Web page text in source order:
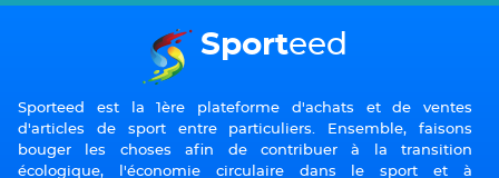
Sporteed
Sporteed est la 1ère plateforme d'achats et de ventes
d'articles de sport entre particuliers. Ensemble, faisons
bouger les choses afin de contribuer à la transition
écologique, l'économie circulaire dans le sport et à